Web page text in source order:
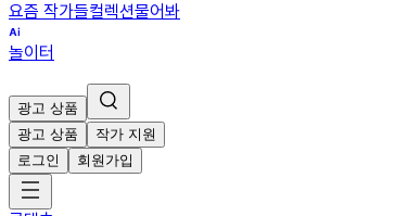
요즘 작가들컬렉션물어봐
놀이터
광고 상품
광고 상품
작가 지원
로그인
회원가입